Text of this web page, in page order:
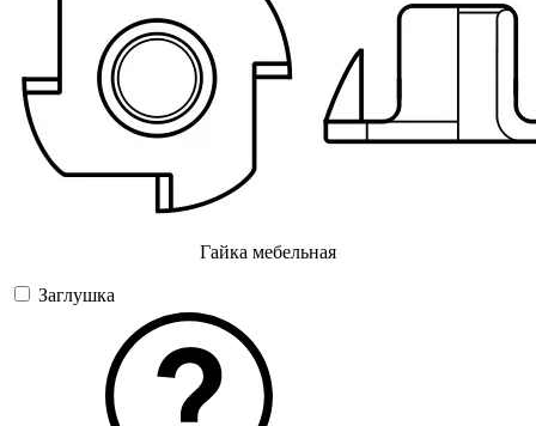
Гайка мебельная
Заглушка